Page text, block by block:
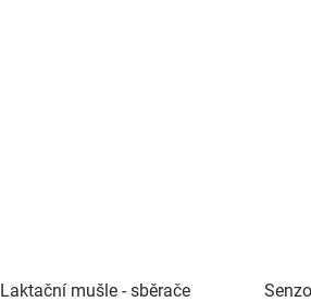
Laktační mušle - sběrače